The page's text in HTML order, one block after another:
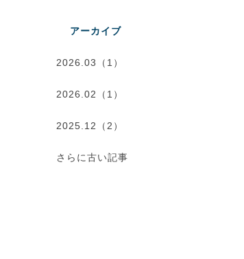
アーカイブ
2026.03（1）
2026.02（1）
2025.12（2）
さらに古い記事